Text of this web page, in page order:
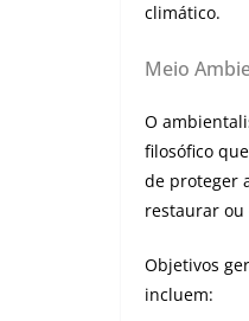
climático.
Meio
O
filosófico
de proteger
restaurar
Objetivos
incluem: